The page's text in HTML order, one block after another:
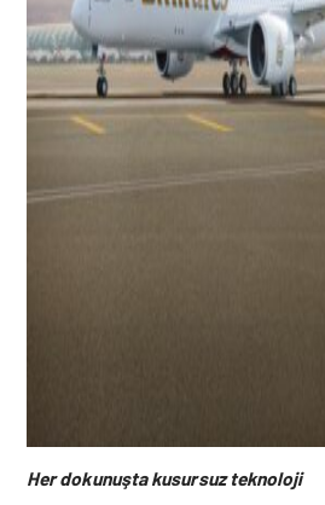
Her dokunuşta kusursuz teknoloji